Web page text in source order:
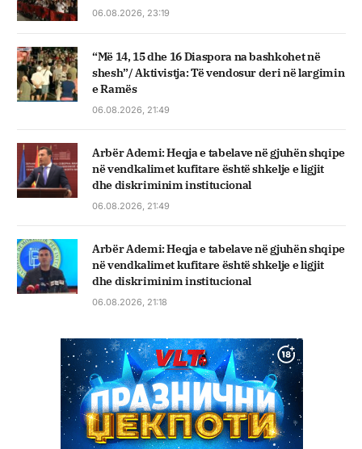
06.08.2026, 23:19
“Më 14, 15 dhe 16 Diaspora na bashkohet në
shesh”/ Aktivistja: Të vendosur deri në largimin
e Ramës
06.08.2026, 21:49
Arbër Ademi: Heqja e tabelave në gjuhën shqipe
në vendkalimet kufitare është shkelje e ligjit
dhe diskriminim institucional
06.08.2026, 21:49
Arbër Ademi: Heqja e tabelave në gjuhën shqipe
në vendkalimet kufitare është shkelje e ligjit
dhe diskriminim institucional
06.08.2026, 21:18